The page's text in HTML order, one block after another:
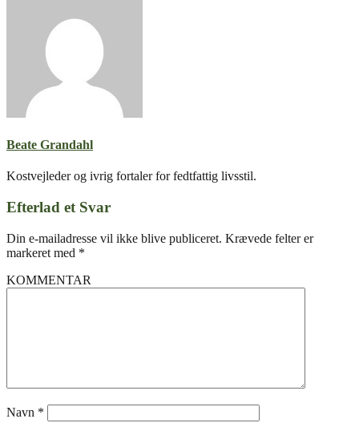
Beate Grandahl
Kostvejleder og ivrig fortaler for fedtfattig livsstil.
Efterlad et Svar
Din e-mailadresse vil ikke blive publiceret. Krævede felter er
markeret med *
KOMMENTAR
Navn *